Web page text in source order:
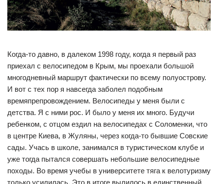
Когда-то давно, в далеком 1998 году, когда я первый раз
приехал с велосипедом в Крым, мы проехали большой
многодневный маршрут фактически по всему полуострову.
И вот с тех пор я навсегда заболел подобным
времяпрепровождением. Велосипеды у меня были с
детства. Я с ними рос. И было у меня их много. Будучи
ребенком, с отцом ездил на велосипедах с Соломенки, что
в центре Киева, в Жуляны, через когда-то бывшие Совские
сады. Учась в школе, занимался в туристическом клубе и
уже тогда пытался совершать небольшие велосипедные
походы. Во время учебы в университете тяга к велотуризму